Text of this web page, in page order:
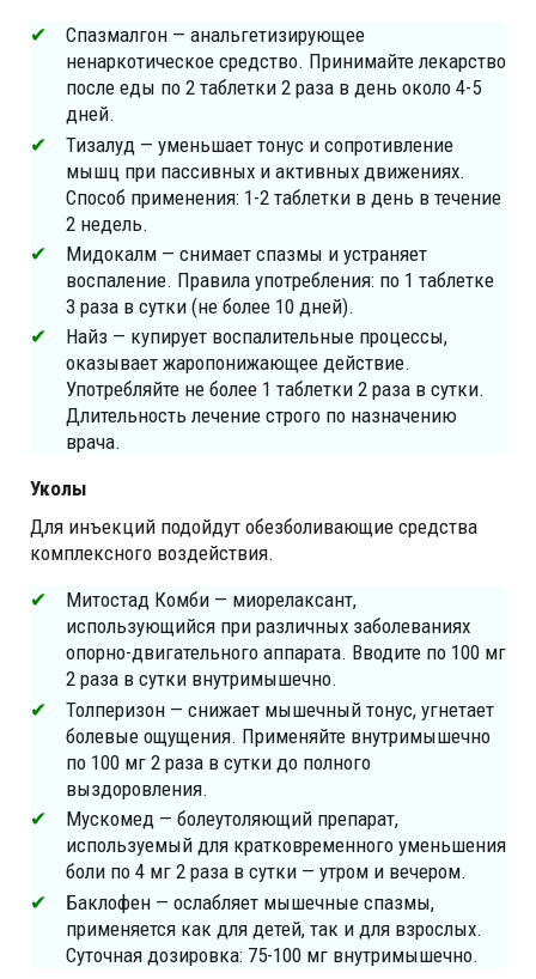
Спазмалгон — анальгетизирующее
ненаркотическое средство. Принимайте лекарство
после еды по 2 таблетки 2 раза в день около 4-5
дней.
Тизалуд — уменьшает тонус и сопротивление
мышц при пассивных и активных движениях.
Способ применения: 1-2 таблетки в день в течение
2 недель.
Мидокалм — снимает спазмы и устраняет
воспаление. Правила употребления: по 1 таблетке
3 раза в сутки (не более 10 дней).
Найз — купирует воспалительные процессы,
оказывает жаропонижающее действие.
Употребляйте не более 1 таблетки 2 раза в сутки.
Длительность лечение строго по назначению
врача.
Уколы
Для инъекций подойдут обезболивающие средства
комплексного воздействия.
Митостад Комби — миорелаксант,
использующийся при различных заболеваниях
опорно-двигательного аппарата. Вводите по 100 мг
2 раза в сутки внутримышечно.
Толперизон — снижает мышечный тонус, угнетает
болевые ощущения. Применяйте внутримышечно
по 100 мг 2 раза в сутки до полного
выздоровления.
Мускомед — болеутоляющий препарат,
используемый для кратковременного уменьшения
боли по 4 мг 2 раза в сутки — утром и вечером.
Баклофен — ослабляет мышечные спазмы,
применяется как для детей, так и для взрослых.
Суточная дозировка: 75-100 мг внутримышечно.